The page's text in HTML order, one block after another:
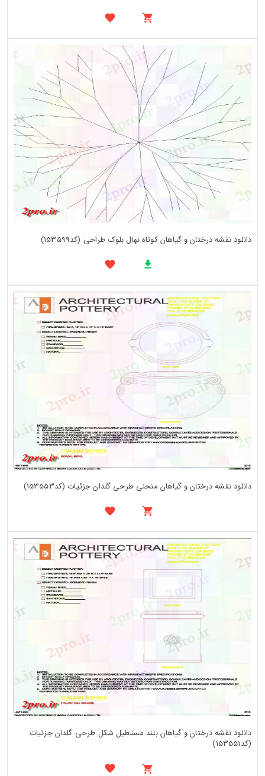
دانلود نقشه درختان و گیاهان کوتاه نهال بلوک طراحی (کد153599)
دانلود نقشه درختان و گیاهان منحنی طرحی گلدان جزئیات (کد153553)
دانلود نقشه درختان و گیاهان بلند مستطیل شکل طرحی گلدان جزئیات
(کد153551)